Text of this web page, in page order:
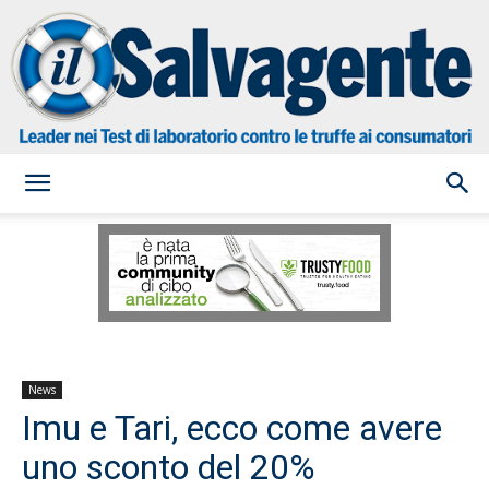
Salvagente
News
Imu e Tari, ecco come avere
uno sconto del 20%